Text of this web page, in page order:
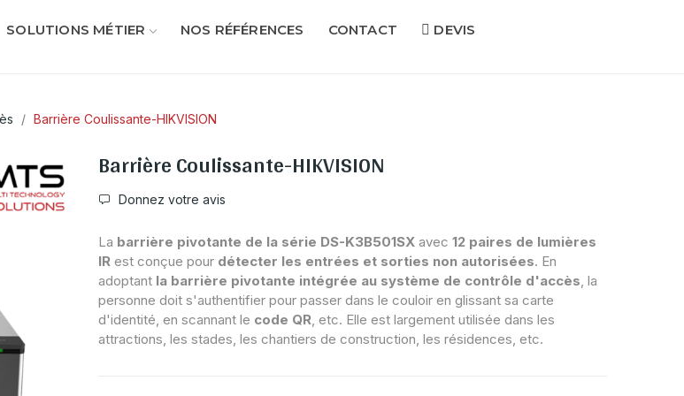
SOLUTIONS MÉTIER NOS RÉFÉRENCES CONTACT DEVIS
Barrière Coulissante-HIKVISION
Barrière Coulissante-HIKVISION
Donnez votre avis
La barrière pivotante de la série DS-K3B501SX avec 12 paires de lumières
IR est conçue pour détecter les entrées et sorties non autorisées. En
adoptant la barrière pivotante intégrée au système de contrôle d'accès, la
personne doit s'authentifier pour passer dans le couloir en glissant sa carte
d'identité, en scannant le code QR, etc. Elle est largement utilisée dans les
attractions, les stades, les chantiers de construction, les résidences, etc.